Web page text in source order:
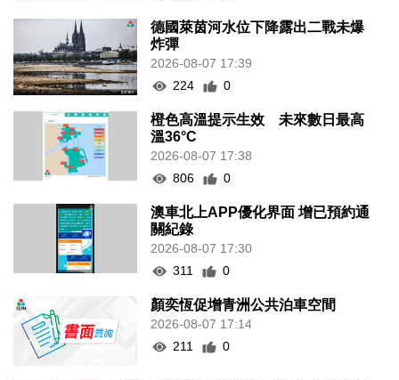
德國萊茵河水位下降露出二戰未爆
炸彈
2026-08-07 17:39
224
0
橙色高溫提示生效 未來數日最高
溫36°C
2026-08-07 17:38
806
0
澳車北上APP優化界面 增已預約通
關紀錄
2026-08-07 17:30
311
0
顏奕恆促增青洲公共泊車空間
2026-08-07 17:14
211
0